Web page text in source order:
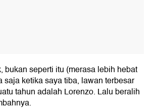
bukan seperti itu (merasa lebih hebat
saja ketika saya tiba, lawan terbesar
tahun adalah Lorenzo. Lalu beralih